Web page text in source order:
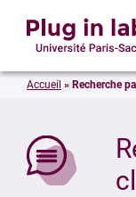
Accueil » Recherche